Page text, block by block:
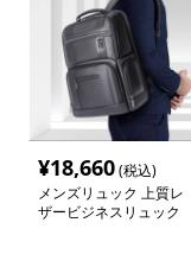
¥18,660(税込)
メンズリュック 上質レ
ザービジネスリュック